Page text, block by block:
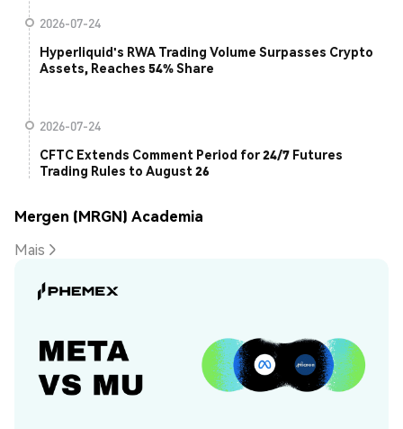
2026-07-24
Hyperliquid's RWA Trading Volume Surpasses Crypto
Assets, Reaches 54% Share
2026-07-24
CFTC Extends Comment Period for 24/7 Futures
Trading Rules to August 26
Mergen (MRGN) Academia
Mais